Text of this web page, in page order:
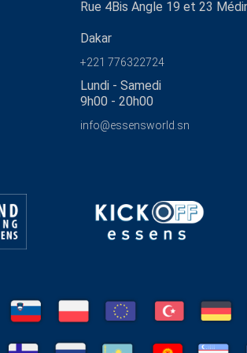
Rue 4Bis Angle 19 et 23
Dakar
+221 776322724
Lundi - Samedi
9h00 - 20h00
info@essensworld.sn